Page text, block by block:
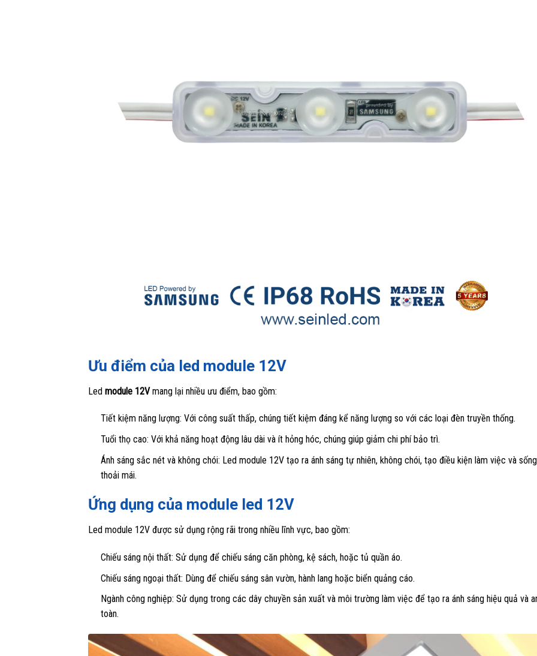
Ưu điểm của led module 12V
Led module 12Vmang lại nhiều ưu điểm, bao gồm:
Tiết kiệm năng lượng: Với công suất thấp, chúng tiết kiệm đáng kể năng lượng so với các loại đèn truyền thống.
Tuổi thọ cao: Với khả năng hoạt động lâu dài và ít hỏng hóc, chúng giúp giảm chi phí bảo trì.
Ánh sáng sắc nét và không chói: Led module 12V tạo ra ánh sáng tự nhiên, không chói, tạo điều kiện làm việc và sống
thoải mái.
Ứng dụng của module led 12V
Led module 12V được sử dụng rộng rãi trong nhiều lĩnh vực, bao gồm:
Chiếu sáng nội thất: Sử dụng để chiếu sáng căn phòng, kệ sách, hoặc tủ quần áo.
Chiếu sáng ngoại thất: Dùng để chiếu sáng sân vườn, hành lang hoặc biển quảng cáo.
Ngành công nghiệp: Sử dụng trong các dây chuyền sản xuất và môi trường làm việc để tạo ra ánh sáng hiệu quả và
toàn.